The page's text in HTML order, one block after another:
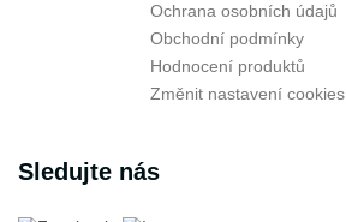
Ochrana osobních údajů
Obchodní podmínky
Hodnocení produktů
Změnit nastavení cookies
Sledujte nás